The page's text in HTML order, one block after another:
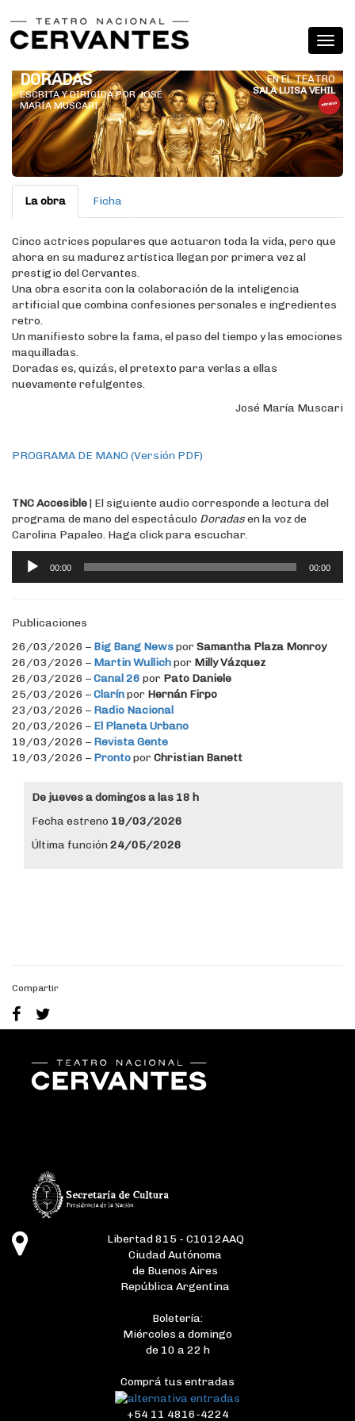
DORADAS
ESCRITA Y DIRIGIDA POR JOSÉ
MARÍA MUSCARI
EN EL TEATRO
SALA LUISA VEHIL
La obra Ficha
Cinco actrices populares que actuaron toda la vida, pero que
ahora en su madurez artística llegan por primera vez al
prestigio del Cervantes.
Una obra escrita con la colaboración de la inteligencia
artificial que combina confesiones personales e ingredientes
retro.
Un manifiesto sobre la fama, el paso del tiempo y las emociones
maquilladas.
Doradas es, quizás, el pretexto para verlas a ellas
nuevamente refulgentes.
José María Muscari
PROGRAMA DE MANO (Versión PDF)
TNC Accesible| El siguiente audio corresponde a lectura del
programa de mano del espectáculo Doradasen la voz de
Carolina Papaleo. Haga click para escuchar.
Reproductor
00:00 00:00
Publicaciones
26/03/2026 – Big Bang Newspor Samantha Plaza Monroy
26/03/2026 – Martin Wullichpor Milly Vázquez
26/03/2026 –Canal 26 por Pato Daniele
25/03/2026 –Clarínpor Hernán Firpo
23/03/2026 – Radio Nacional
20/03/2026 – El Planeta Urbano
19/03/2026 – Revista Gente
19/03/2026 – Prontopor Christian Banett
De jueves a domingos a las 18 h
Fecha estreno 19/03/2026
Última función24/05/2026
Compartir
Libertad 815 - C1012AAQ
Ciudad Autónoma
de Buenos Aires
República Argentina
Boletería:
Miércoles a domingo
de 10 a 22 h
Comprá tus entradas
+54 11 4816-4224